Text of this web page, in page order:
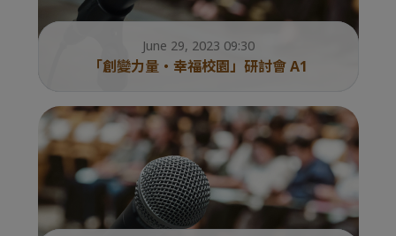
June 29, 2023 09:30
「創變力量・幸福校園」研討會 A1